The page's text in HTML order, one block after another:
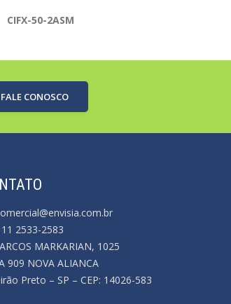
CIFX-50-2ASM
FALE CONOSCO
2533-2583
MARKARIAN, 1025
909 NOVA ALIANCA
Preto – SP – CEP: 14026-583